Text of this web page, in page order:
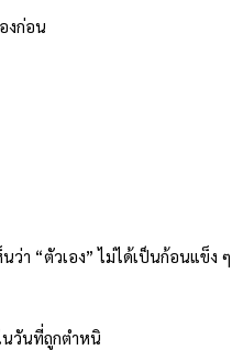
งก่อน
นว่า “ตัวเอง” ไม่ได้เป็นก้อนแข็ง ๆ
นวันที่ถูกตำหนิ